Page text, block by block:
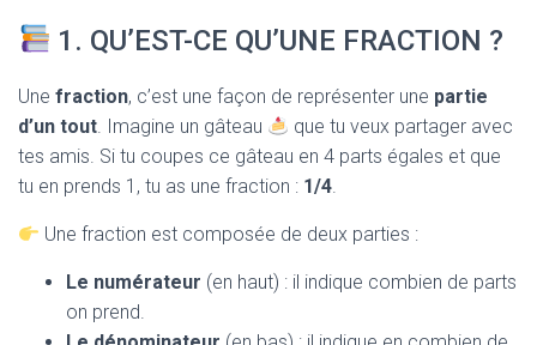
1. QU’EST-CE QU’UNE FRACTION ?
Une fraction, c’est une façon de représenter une partie
d’un tout. Imagine un gâteau
que tu veux partager avec
tes amis. Si tu coupes ce gâteau en 4 parts égales et que
tu en prends 1, tu as une fraction : 1/4.
Une fraction est composée de deux parties :
Le numérateur (en haut) : il indique combien de parts
on prend.